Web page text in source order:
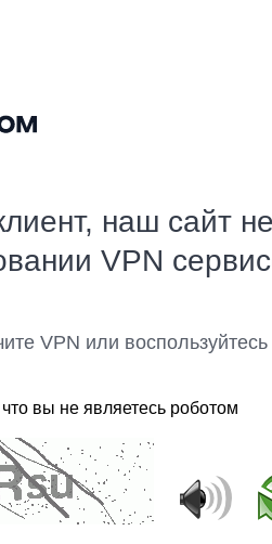
наш сайт
VPN
VPN или
вы не являетесь роботом